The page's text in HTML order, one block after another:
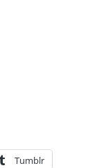
Tumblr